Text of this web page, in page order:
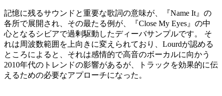
記憶に残るサウンドと重要な歌詞の意味が、『Name It』の
各所で展開され、その最たる例が、『Close My Eyes』の中
心となるシビアで過剰駆動したディーバサンプルです。 そ
れは周波数範囲を上向きに変えられており、Lourdが認める
ところによると、それは感情的で高音のボーカルに向かう
2010年代のトレンドの影響があるが、トラックを効果的に伝
えるための必要なアプローチになった。